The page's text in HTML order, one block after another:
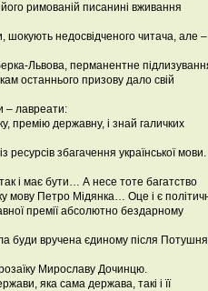
римованій писанині вживання
шокують недосвідченого читача, але
Львова, перманентне
останнього призову дало свій
– лавреати:
премію державну, і знай галичких
ресурсів збагачення української мови.
і має бути… А несе тоте багатство
мову Петро Мідянка… Оце і є
премії абсолютно бездарному
буди вручена єдиному після
Мирославу Дочинцю.
яка сама держава, такі і її